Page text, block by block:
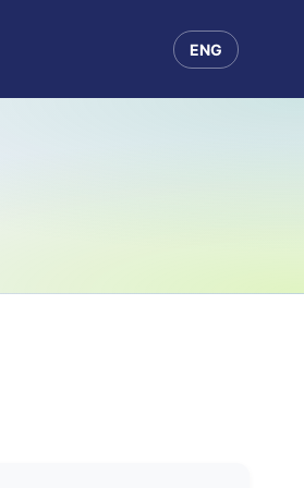
ENG